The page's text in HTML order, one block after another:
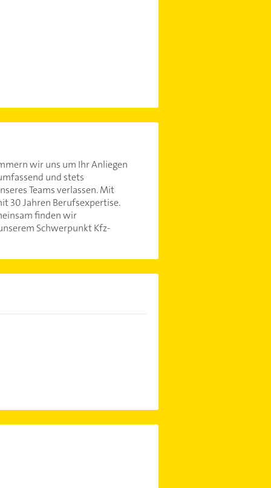
wir uns um Ihr Anliegen
und stets
Teams verlassen. Mit
30 Jahren Berufsexpertise.
finden wir
Schwerpunkt Kfz-